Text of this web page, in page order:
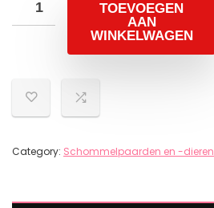
TOEVOEGEN
AAN
WINKELWAGEN
Category: Schommelpaarden en -dieren